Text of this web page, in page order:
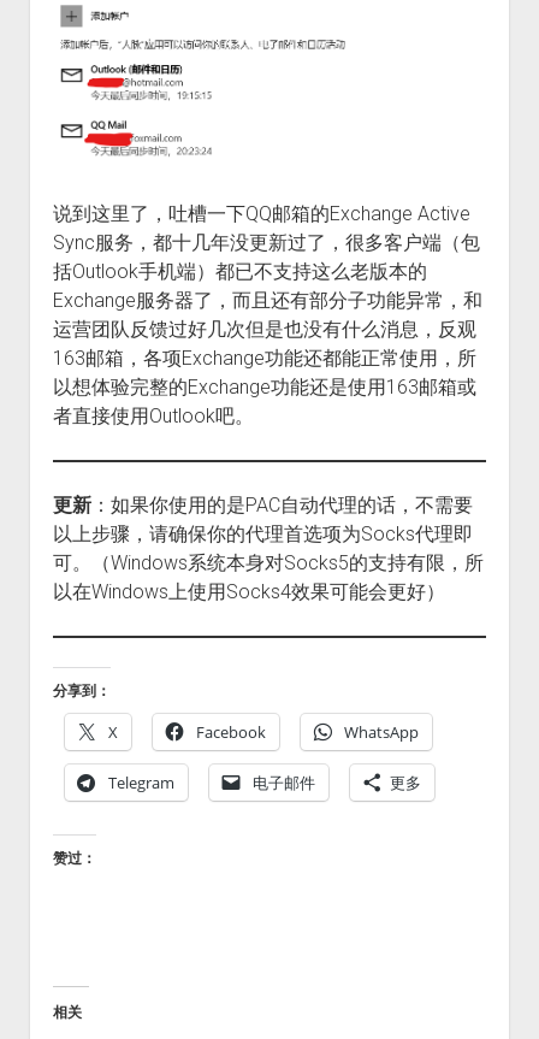
说到这里了，吐槽一下QQ邮箱的Exchange Active
Sync服务，都十几年没更新过了，很多客户端（包
括Outlook手机端）都已不支持这么老版本的
Exchange服务器了，而且还有部分子功能异常，和
运营团队反馈过好几次但是也没有什么消息，反观
163邮箱，各项Exchange功能还都能正常使用，所
以想体验完整的Exchange功能还是使用163邮箱或
者直接使用Outlook吧。
更新：如果你使用的是PAC自动代理的话，不需要
以上步骤，请确保你的代理首选项为Socks代理即
可。（Windows系统本身对Socks5的支持有限，所
以在Windows上使用Socks4效果可能会更好）
分享到：
X Facebook WhatsApp
Telegram 电子邮件 更多
赞过：
相关